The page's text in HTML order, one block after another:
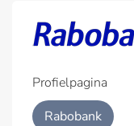
Profielpagina
Rabobank